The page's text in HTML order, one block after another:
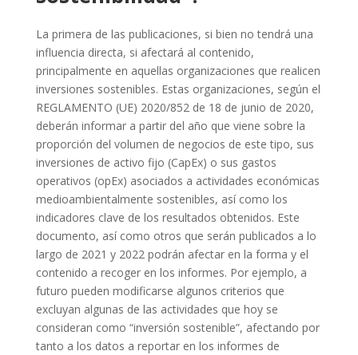
La primera de las publicaciones, si bien no tendrá una
influencia directa, si afectará al contenido,
principalmente en aquellas organizaciones que realicen
inversiones sostenibles. Estas organizaciones, según el
REGLAMENTO (UE) 2020/852 de 18 de junio de 2020,
deberán informar a partir del año que viene sobre la
proporción del volumen de negocios de este tipo, sus
inversiones de activo fijo (CapEx) o sus gastos
operativos (opEx) asociados a actividades económicas
medioambientalmente sostenibles, así como los
indicadores clave de los resultados obtenidos. Este
documento, así como otros que serán publicados a lo
largo de 2021 y 2022 podrán afectar en la forma y el
contenido a recoger en los informes. Por ejemplo, a
futuro pueden modificarse algunos criterios que
excluyan algunas de las actividades que hoy se
consideran como “inversión sostenible”, afectando por
tanto a los datos a reportar en los informes de